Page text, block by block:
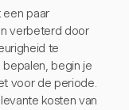
een paar
verbeterd door
te
begin je
voor de periode.
kosten van